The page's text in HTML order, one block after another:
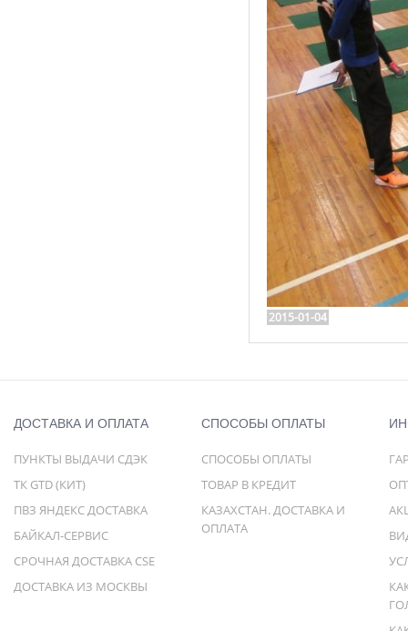
2015-01-04
ДОСТАВКА И ОПЛАТА
ПУНКТЫ ВЫДАЧИ СДЭК
ТК GTD (КИТ)
ПВЗ ЯНДЕКС ДОСТАВКА
БАЙКАЛ-СЕРВИС
СРОЧНАЯ ДОСТАВКА CSE
ДОСТАВКА ИЗ МОСКВЫ
СПОСОБЫ ОПЛАТЫ
СПОСОБЫ ОПЛАТЫ
ТОВАР В КРЕДИТ
КАЗАХСТАН. ДОСТАВКА И
ОПЛАТА